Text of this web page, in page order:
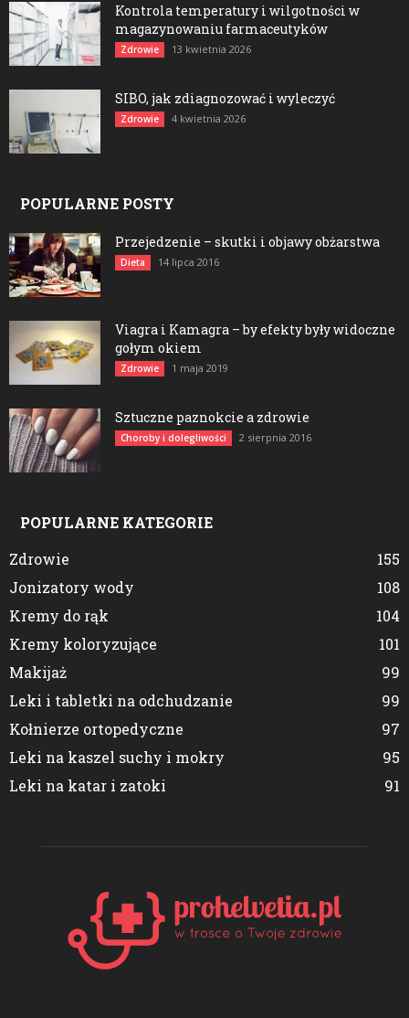
Kontrola temperatury i wilgotności w
magazynowaniu farmaceutyków
Zdrowie 13 kwietnia 2026
SIBO, jak zdiagnozować i wyleczyć
Zdrowie 4 kwietnia 2026
POPULARNE POSTY
Przejedzenie – skutki i objawy obżarstwa
Dieta 14 lipca 2016
Viagra i Kamagra – by efekty były widoczne
gołym okiem
Zdrowie 1 maja 2019
Sztuczne paznokcie a zdrowie
Choroby i dolegliwości 2 sierpnia 2016
POPULARNE KATEGORIE
Zdrowie
155
Jonizatory wody
108
Kremy do rąk
104
Kremy koloryzujące
101
Makijaż
99
Leki i tabletki na odchudzanie
99
Kołnierze ortopedyczne
97
Leki na kaszel suchy i mokry
95
Leki na katar i zatoki
91